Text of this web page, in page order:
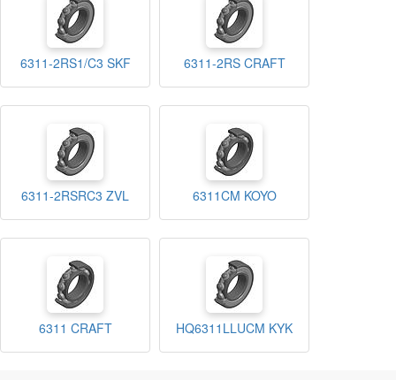
6311-2RS1/C3 SKF 6311-2RS CRAFT
6311-2RSRC3 ZVL 6311CM KOYO
6311 CRAFT HQ6311LLUCM KYK